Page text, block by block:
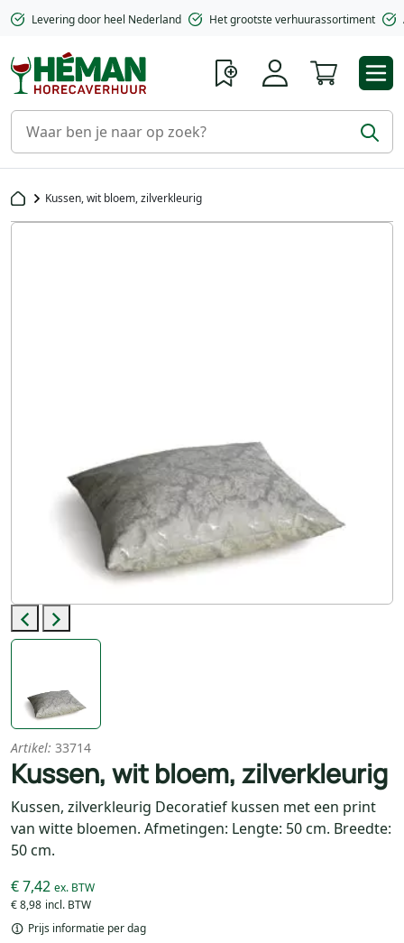
Levering door heel Nederland Het grootste verhuurassortiment
Kussen, wit bloem, zilverkleurig
Previous
Next
Artikel: 33714
Kussen, wit bloem, zilverkleurig
Kussen, zilverkleurig Decoratief kussen met een print
van witte bloemen. Afmetingen: Lengte: 50 cm. Breedte:
50 cm.
€ 8,98
€ 7,42
Prijs informatie per dag